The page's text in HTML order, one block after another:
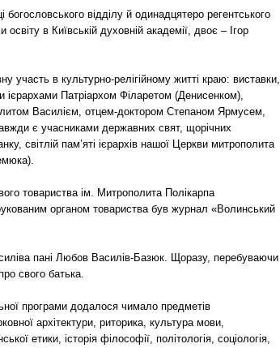
відділу й одинадцятеро регентського
в Київській духовній академії, двоє – Ігор
участь в культурно-релігійному житті краю: виставки,
ієрархами Патріархом Філаретом (Денисенком),
Василієм, отцем-доктором Степаном Ярмусем,
є учасниками державних свят, щорічних
світлій пам’яті ієрархів нашої Церкви митрополита
товариства ім. Митрополита Полікарпа
органом товариства був журнал «Волинський
пані Любов Василів-Базюк. Щоразу, перебуваючи
свого батька.
програми додалося чимало предметів
архітектури, риторика, культура мови,
етики, історія філософії, політологія, соціологія,